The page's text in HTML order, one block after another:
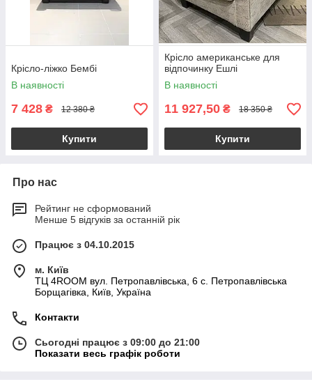
Крісло-ліжко Бембі
В наявності
7 428 ₴ 12 380 ₴
Купити
Крісло американське для
відпочинку Ешлі
В наявності
11 927,50 ₴ 18 350 ₴
Купити
Про нас
Рейтинг не сформований
Менше 5 відгуків за останній рік
Працює з 04.10.2015
м. Київ
ТЦ 4ROOM вул. Петропавлівська, 6 с. Петропавлівська
Борщагівка, Київ, Україна
Контакти
Сьогодні працює з 09:00 до 21:00
Показати весь графік роботи